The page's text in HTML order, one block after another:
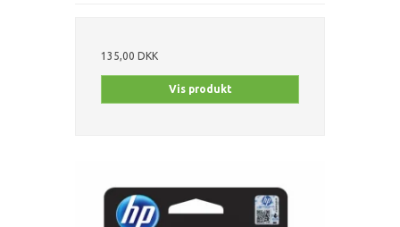
135,00 DKK
Vis produkt